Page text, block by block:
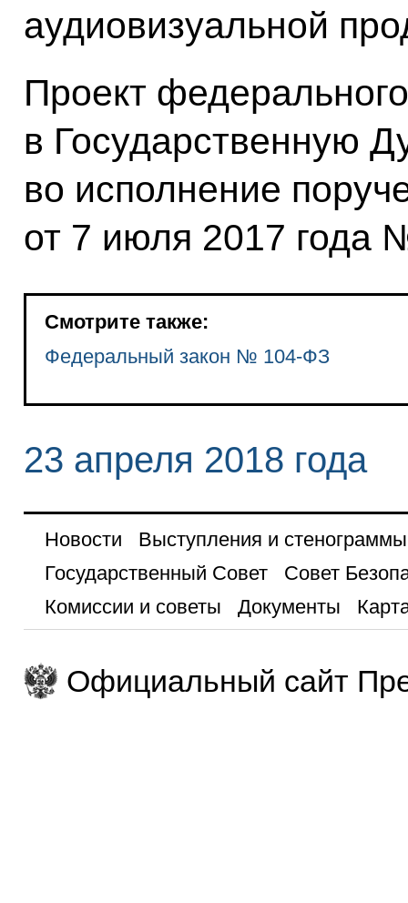
аудиовизуальной
Проект
в Государственную
во исполнение
от 7 июля 2017 года
Смотрите также:
Федеральный закон № 104-ФЗ
23 апреля 2018 года
Новости
Выступления и стенограммы
Государственный Совет
Совет
Комиссии и советы
Документы
Официальный сайт